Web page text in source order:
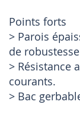
Points forts
> Parois
de robustesse
> Résistance
courants.
> Bac